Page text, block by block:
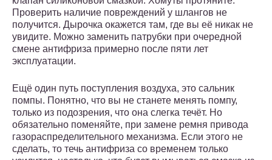
Проверить наличие повреждений у шлангов не
получится. Дырочка окажется там, где вы её никак не
увидите. Можно заменить патрубки при очередной
смене антифриза примерно после пяти лет
эксплуатации.
Ещё один путь поступления воздуха, это сальник
помпы. Понятно, что вы не станете менять помпу,
только из подозрения, что она слегка течёт. Но
обязательно поменяйте, при замене ремня привода
газораспределительного механизма. Если этого не
сделать, то течь антифриза со временем только